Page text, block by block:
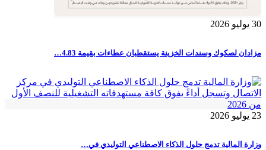
30 يوليو 2026
مزادان لصكوك وسندات الخزينة يستقطبان عطاءات بقيمة 4.83…
23 يوليو 2026
وزارة المالية تدمج حلول الذكاء الاصطناعي التوليدي في…